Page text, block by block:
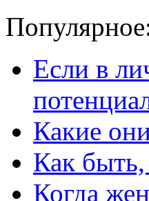
Если в
Какие
Как быть,
Когда